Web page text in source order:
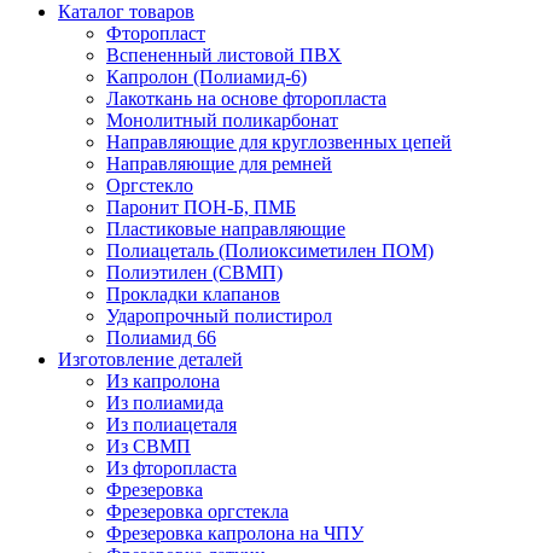
Каталог товаров
Фторопласт
Вспененный листовой ПВХ
Капролон (Полиамид-6)
Лакоткань на основе фторопласта
Монолитный поликарбонат
Направляющие для круглозвенных цепей
Направляющие для ремней
Оргстекло
Паронит ПОН-Б, ПМБ
Пластиковые направляющие
Полиацеталь (Полиоксиметилен ПОМ)
Полиэтилен (СВМП)
Прокладки клапанов
Ударопрочный полистирол
Полиамид 66
Изготовление деталей
Из капролона
Из полиамида
Из полиацеталя
Из СВМП
Из фторопласта
Фрезеровка
Фрезеровка оргстекла
Фрезеровка капролона на ЧПУ